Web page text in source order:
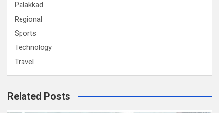
Palakkad
Regional
Sports
Technology
Travel
Related Posts